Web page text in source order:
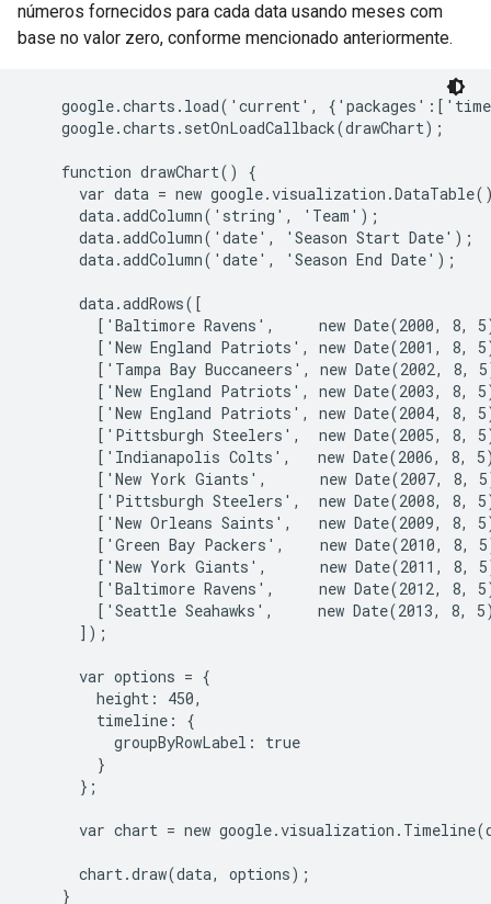
números fornecidos para cada data usando meses com
base no valor zero, conforme mencionado anteriormente.
google.charts.load('current',
    google.charts.setOnLoadCallback(drawChart);
    function drawChart() {
var data = new
      data.addColumn('string', 'Team');
      data.addColumn('date', 'Season Start Date');
      data.addColumn('date', 'Season End Date');
      data.addRows([
['Baltimore Ravens',     new Date(2000, 8,
['New England Patriots', new Date(2001, 8,
['Tampa Bay Buccaneers', new Date(2002, 8,
['New England Patriots', new Date(2003, 8,
['New England Patriots', new Date(2004, 8,
['Pittsburgh Steelers',  new Date(2005, 8,
['Indianapolis Colts',   new Date(2006, 8,
['New York Giants',      new Date(2007, 8,
['Pittsburgh Steelers',  new Date(2008, 8,
['New Orleans Saints',   new Date(2009, 8,
['Green Bay Packers',    new Date(2010, 8,
['New York Giants',      new Date(2011, 8,
['Baltimore Ravens',     new Date(2012, 8,
['Seattle Seahawks',     new Date(2013, 8,
      ]);
      var options = {
        height: 450,
        timeline: {
          groupByRowLabel: true
        }
      };
var chart = new
      chart.draw(data, options);
    }